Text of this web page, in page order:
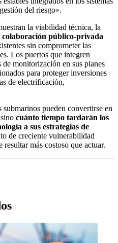
del riesgo».
la viabilidad técnica, la
colaboración público-privada
sin comprometer las
Los puertos que integren
de monitorización en sus planes
para proteger inversiones
de electrificación,
pueden convertirse en
cuánto tiempo tardarán los
a sus estrategias de
de creciente vulnerabilidad
más costoso que actuar.